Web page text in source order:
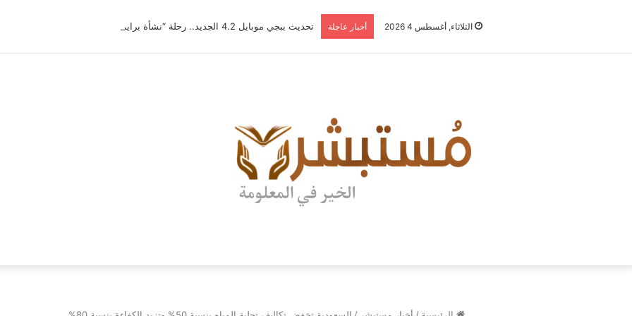
الثلاثاء, أغسطس 4 2026 أخبار عاجلة تحديث ببجي موبايل 4.2 الجديد.. رحلة “نشأة برايم-وود” التي غيّرت وجه إرانجل إلى الأبد